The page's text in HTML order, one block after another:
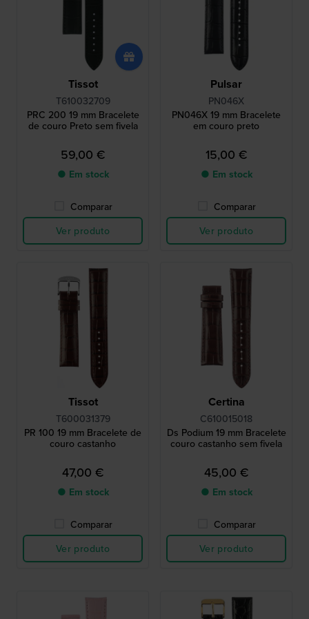
Tissot
T610032709
PRC 200 19 mm Bracelete
de couro Preto sem fivela
59,00 €
● Em stock
Comparar
Ver produto
Pulsar
PN046X
PN046X 19 mm Bracelete
em couro preto
15,00 €
● Em stock
Comparar
Ver produto
Tissot
T600031379
PR 100 19 mm Bracelete de
couro castanho
47,00 €
● Em stock
Comparar
Ver produto
Certina
C610015018
Ds Podium 19 mm Bracelete
couro castanho sem fivela
45,00 €
● Em stock
Comparar
Ver produto